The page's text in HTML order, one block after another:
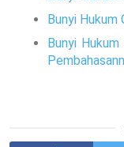
Bunyi Hukum
Bunyi